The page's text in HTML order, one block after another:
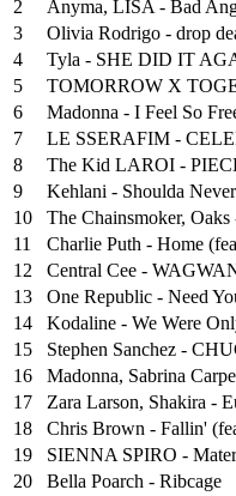
2
Anyma, LISA - Bad
3
Olivia Rodrigo - drop
4
Tyla - SHE DID IT
5
TOMORROW X
6
Madonna - I Feel So
7
LE SSERAFIM -
8
The Kid LAROI -
9
Kehlani - Shoulda
10
The Chainsmoker,
11
Charlie Puth - Home
12
Central Cee -
13
One Republic - Need
14
Kodaline - We Were
15
Stephen Sanchez -
16
Madonna, Sabrina
17
Zara Larson, Shakira -
18
Chris Brown - Fallin'
19
SIENNA SPIRO -
20
Bella Poarch - Ribcage